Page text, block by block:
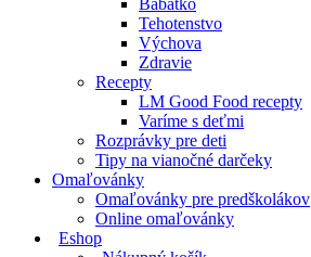
Bábätko
Tehotenstvo
Výchova
Zdravie
Recepty
LM Good Food recepty
Varíme s deťmi
Rozprávky pre deti
Tipy na vianočné darčeky
Omaľovánky
Omaľovánky pre predškolákov
Online omaľovánky
Eshop